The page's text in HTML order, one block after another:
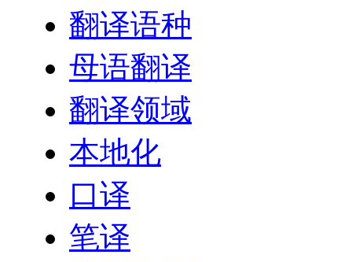
翻译语种
母语翻译
翻译领域
本地化
口译
笔译